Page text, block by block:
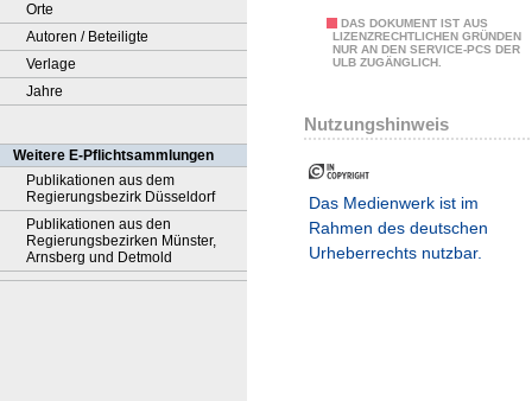
Orte
Autoren / Beteiligte
Verlage
Jahre
Weitere E-Pflichtsammlungen
Publikationen aus dem
Regierungsbezirk Düsseldorf
Publikationen aus den
Regierungsbezirken Münster,
Arnsberg und Detmold
DAS DOKUMENT IST AUS
LIZENZRECHTLICHEN GRÜNDEN
NUR AN DEN SERVICE-PCS DER
ULB ZUGÄNGLICH.
Nutzungshinweis
Das Medienwerk ist im
Rahmen des deutschen
Urheberrechts nutzbar.